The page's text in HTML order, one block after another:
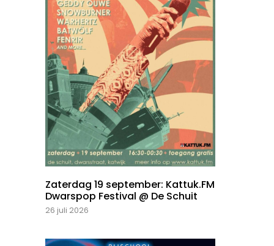
Zaterdag 19 september: Kattuk.FM
Dwarspop Festival @ De Schuit
26 juli 2026